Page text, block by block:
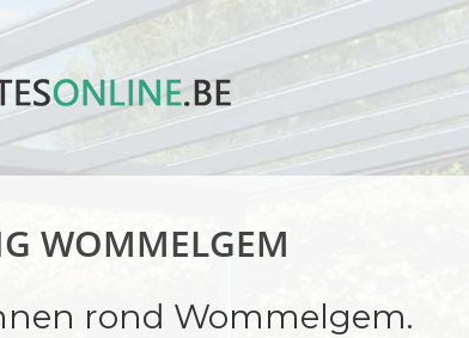
WOMMELGEM
rond Wommelgem.